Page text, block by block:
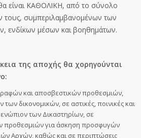
είναι ΚΑΘΟΛΙΚΗ, από το σύνολο
τους, συμπεριλαμβανομένων των
ενδίκων μέσων και βοηθημάτων.
της αποχής θα χορηγούνται
και αποσβεστικών προθεσμιών,
δικονομικών, σε αστικές, ποινικές και
ενώπιον των Δικαστηρίων, σε
προθεσμιών για άσκηση προσφυγών
Αρχών, καθώς και σε περιπτώσεις